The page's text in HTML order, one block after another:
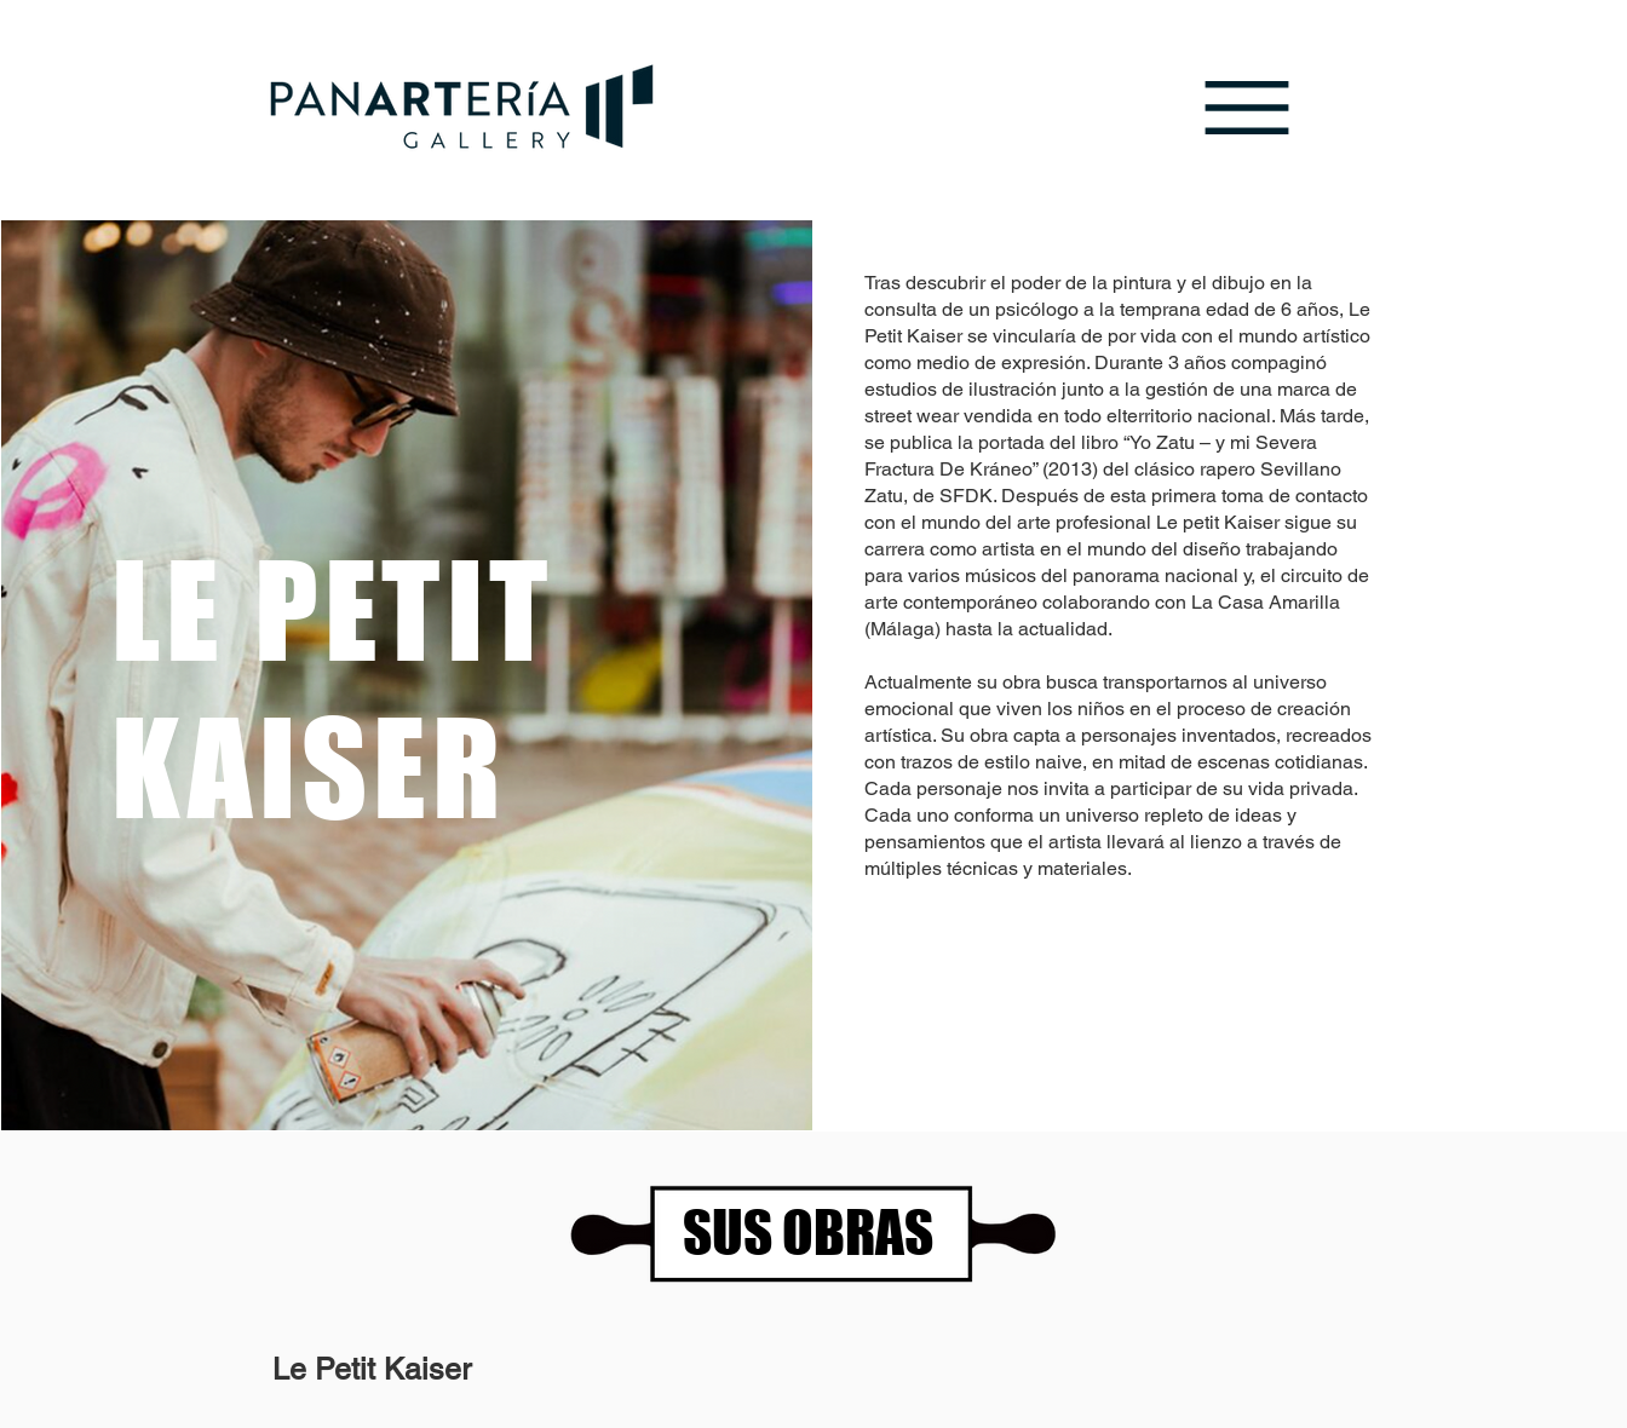
LE PETIT
KAISER
Tras descubrir el poder de la pintura y el dibujo en la
consulta de un psicólogo a la temprana edad de 6 años, Le
Petit Kaiser se vincularía de por vida con el mundo artístico
como medio de expresión. Durante 3 años compaginó
estudios de ilustración junto a la gestión de una marca de
street wear vendida en todo elterritorio nacional. Más tarde,
se publica la portada del libro “Yo Zatu – y mi Severa
Fractura De Kráneo” (2013) del clásico rapero Sevillano
Zatu, de SFDK. Después de esta primera toma de contacto
con el mundo del arte profesional Le petit Kaiser sigue su
carrera como artista en el mundo del diseño trabajando
para varios músicos del panorama nacional y, el circuito de
arte contemporáneo colaborando con La Casa Amarilla
(Málaga) hasta la actualidad.
Actualmente su obra busca transportarnos al universo
emocional que viven los niños en el proceso de creación
artística. Su obra capta a personajes inventados, recreados
con trazos de estilo naive, en mitad de escenas cotidianas.
Cada personaje nos invita a participar de su vida privada.
Cada uno conforma un universo repleto de ideas y
pensamientos que el artista llevará al lienzo a través de
múltiples técnicas y materiales.
SUS OBRAS
Le Petit Kaiser